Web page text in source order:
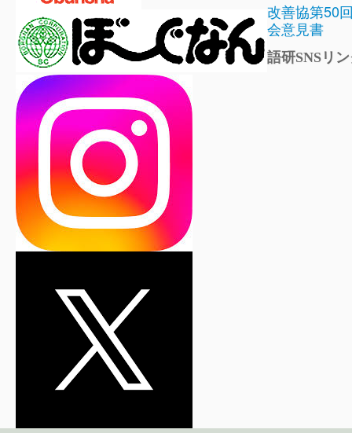
改善協第50
会意見書
語研SNSリ